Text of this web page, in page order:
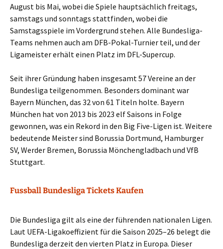
August bis Mai, wobei die Spiele hauptsächlich freitags,
samstags und sonntags stattfinden, wobei die
Samstagsspiele im Vordergrund stehen. Alle Bundesliga-
Teams nehmen auch am DFB-Pokal-Turnier teil, und der
Ligameister erhält einen Platz im DFL-Supercup.
Seit ihrer Gründung haben insgesamt 57 Vereine an der
Bundesliga teilgenommen. Besonders dominant war
Bayern München, das 32 von 61 Titeln holte. Bayern
München hat von 2013 bis 2023 elf Saisons in Folge
gewonnen, was ein Rekord in den Big Five-Ligen ist. Weitere
bedeutende Meister sind Borussia Dortmund, Hamburger
SV, Werder Bremen, Borussia Mönchengladbach und VfB
Stuttgart.
Fussball Bundesliga Tickets Kaufen
Die Bundesliga gilt als eine der führenden nationalen Ligen.
Laut UEFA-Ligakoeffizient für die Saison 2025–26 belegt die
Bundesliga derzeit den vierten Platz in Europa. Dieser